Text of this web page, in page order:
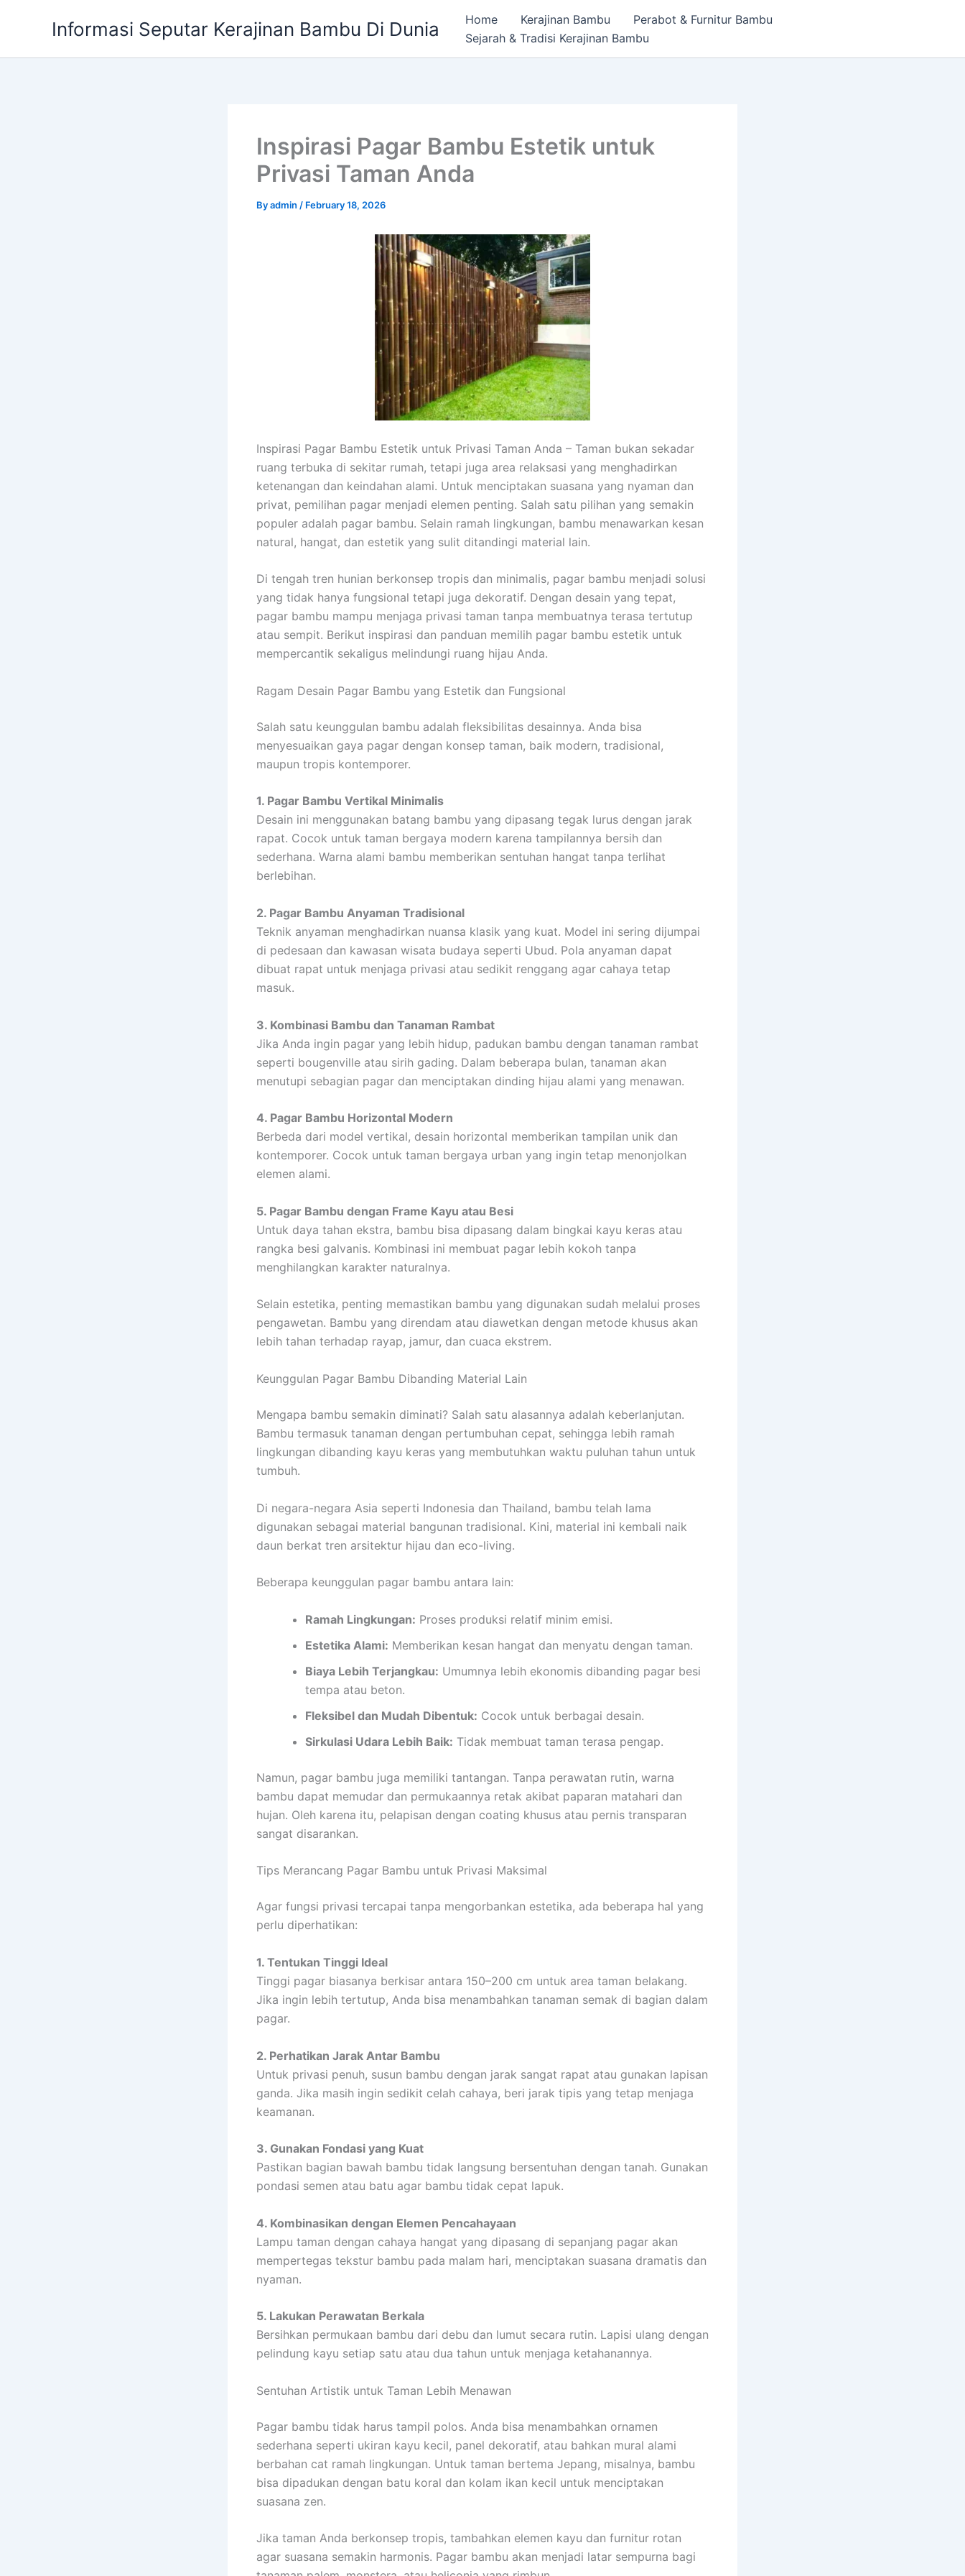
Informasi Seputar Kerajinan Bambu Di Dunia Home Kerajinan Bambu
Perabot & Furnitur Bambu
Sejarah & Tradisi Kerajinan Bambu
Inspirasi Pagar Bambu Estetik untuk
Privasi Taman Anda
Byadmin / February 18, 2026
Inspirasi Pagar Bambu Estetik untuk Privasi Taman Anda – Taman bukan sekadar
ruang terbuka di sekitar rumah, tetapi juga area relaksasi yang menghadirkan
ketenangan dan keindahan alami. Untuk menciptakan suasana yang nyaman dan
privat, pemilihan pagar menjadi elemen penting. Salah satu pilihan yang semakin
populer adalah pagar bambu. Selain ramah lingkungan, bambu menawarkan kesan
natural, hangat, dan estetik yang sulit ditandingi material lain.
Di tengah tren hunian berkonsep tropis dan minimalis, pagar bambu menjadi solusi
yang tidak hanya fungsional tetapi juga dekoratif. Dengan desain yang tepat,
pagar bambu mampu menjaga privasi taman tanpa membuatnya terasa tertutup
atau sempit. Berikut inspirasi dan panduan memilih pagar bambu estetik untuk
mempercantik sekaligus melindungi ruang hijau Anda.
Ragam Desain Pagar Bambu yang Estetik dan Fungsional
Salah satu keunggulan bambu adalah fleksibilitas desainnya. Anda bisa
menyesuaikan gaya pagar dengan konsep taman, baik modern, tradisional,
maupun tropis kontemporer.
1. Pagar Bambu Vertikal Minimalis
Desain ini menggunakan batang bambu yang dipasang tegak lurus dengan jarak
rapat. Cocok untuk taman bergaya modern karena tampilannya bersih dan
sederhana. Warna alami bambu memberikan sentuhan hangat tanpa terlihat
berlebihan.
2. Pagar Bambu Anyaman Tradisional
Teknik anyaman menghadirkan nuansa klasik yang kuat. Model ini sering dijumpai
di pedesaan dan kawasan wisata budaya seperti Ubud. Pola anyaman dapat
dibuat rapat untuk menjaga privasi atau sedikit renggang agar cahaya tetap
masuk.
3. Kombinasi Bambu dan Tanaman Rambat
Jika Anda ingin pagar yang lebih hidup, padukan bambu dengan tanaman rambat
seperti bougenville atau sirih gading. Dalam beberapa bulan, tanaman akan
menutupi sebagian pagar dan menciptakan dinding hijau alami yang menawan.
4. Pagar Bambu Horizontal Modern
Berbeda dari model vertikal, desain horizontal memberikan tampilan unik dan
kontemporer. Cocok untuk taman bergaya urban yang ingin tetap menonjolkan
elemen alami.
5. Pagar Bambu dengan Frame Kayu atau Besi
Untuk daya tahan ekstra, bambu bisa dipasang dalam bingkai kayu keras atau
rangka besi galvanis. Kombinasi ini membuat pagar lebih kokoh tanpa
menghilangkan karakter naturalnya.
Selain estetika, penting memastikan bambu yang digunakan sudah melalui proses
pengawetan. Bambu yang direndam atau diawetkan dengan metode khusus akan
lebih tahan terhadap rayap, jamur, dan cuaca ekstrem.
Keunggulan Pagar Bambu Dibanding Material Lain
Mengapa bambu semakin diminati? Salah satu alasannya adalah keberlanjutan.
Bambu termasuk tanaman dengan pertumbuhan cepat, sehingga lebih ramah
lingkungan dibanding kayu keras yang membutuhkan waktu puluhan tahun untuk
tumbuh.
Di negara-negara Asia seperti Indonesia dan Thailand, bambu telah lama
digunakan sebagai material bangunan tradisional. Kini, material ini kembali naik
daun berkat tren arsitektur hijau dan eco-living.
Beberapa keunggulan pagar bambu antara lain:
Ramah Lingkungan: Proses produksi relatif minim emisi.
Estetika Alami: Memberikan kesan hangat dan menyatu dengan taman.
Biaya Lebih Terjangkau: Umumnya lebih ekonomis dibanding pagar besi
tempa atau beton.
Fleksibel dan Mudah Dibentuk: Cocok untuk berbagai desain.
Sirkulasi Udara Lebih Baik: Tidak membuat taman terasa pengap.
Namun, pagar bambu juga memiliki tantangan. Tanpa perawatan rutin, warna
bambu dapat memudar dan permukaannya retak akibat paparan matahari dan
hujan. Oleh karena itu, pelapisan dengan coating khusus atau pernis transparan
sangat disarankan.
Tips Merancang Pagar Bambu untuk Privasi Maksimal
Agar fungsi privasi tercapai tanpa mengorbankan estetika, ada beberapa hal yang
perlu diperhatikan:
1. Tentukan Tinggi Ideal
Tinggi pagar biasanya berkisar antara 150–200 cm untuk area taman belakang.
Jika ingin lebih tertutup, Anda bisa menambahkan tanaman semak di bagian dalam
pagar.
2. Perhatikan Jarak Antar Bambu
Untuk privasi penuh, susun bambu dengan jarak sangat rapat atau gunakan lapisan
ganda. Jika masih ingin sedikit celah cahaya, beri jarak tipis yang tetap menjaga
keamanan.
3. Gunakan Fondasi yang Kuat
Pastikan bagian bawah bambu tidak langsung bersentuhan dengan tanah. Gunakan
pondasi semen atau batu agar bambu tidak cepat lapuk.
4. Kombinasikan dengan Elemen Pencahayaan
Lampu taman dengan cahaya hangat yang dipasang di sepanjang pagar akan
mempertegas tekstur bambu pada malam hari, menciptakan suasana dramatis dan
nyaman.
5. Lakukan Perawatan Berkala
Bersihkan permukaan bambu dari debu dan lumut secara rutin. Lapisi ulang dengan
pelindung kayu setiap satu atau dua tahun untuk menjaga ketahanannya.
Sentuhan Artistik untuk Taman Lebih Menawan
Pagar bambu tidak harus tampil polos. Anda bisa menambahkan ornamen
sederhana seperti ukiran kayu kecil, panel dekoratif, atau bahkan mural alami
berbahan cat ramah lingkungan. Untuk taman bertema Jepang, misalnya, bambu
bisa dipadukan dengan batu koral dan kolam ikan kecil untuk menciptakan
suasana zen.
Jika taman Anda berkonsep tropis, tambahkan elemen kayu dan furnitur rotan
agar suasana semakin harmonis. Pagar bambu akan menjadi latar sempurna bagi